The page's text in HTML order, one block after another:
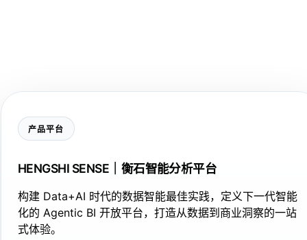
产品平台
HENGSHI SENSE｜衡石智能分析平台
构建 Data+AI 时代的数据智能最佳实践，定义下一代智能
化的 Agentic BI 开放平台，打造从数据到商业洞察的一站
式体验。